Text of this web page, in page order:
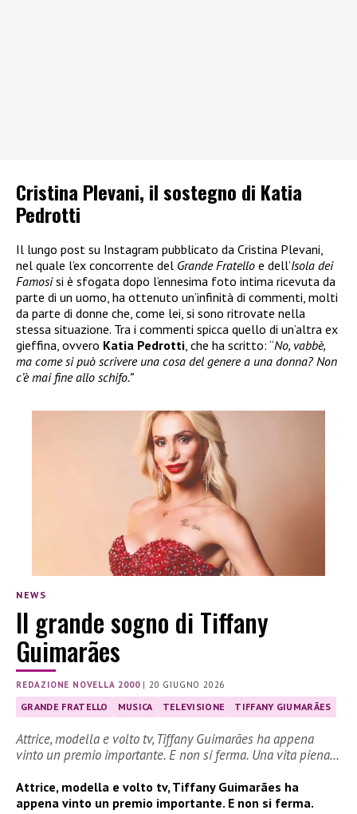
Cristina Plevani, il sostegno di Katia
Pedrotti
Il lungo post su Instagram pubblicato da Cristina Plevani,
nel quale l’ex concorrente del Grande Fratello e dell’Isola dei
Famosisi è sfogata dopo l’ennesima foto intima ricevuta da
parte di un uomo, ha ottenuto un’infinità di commenti, molti
da parte di donne che, come lei, si sono ritrovate nella
stessa situazione. Tra i commenti spicca quello di un’altra ex
gieffina, ovvero Katia Pedrotti, che ha scritto: “No, vabbè,
ma come si può scrivere una cosa del genere a una donna? Non
c’è mai fine allo schifo.”
NEWS
Il grande sogno di Tiffany
Guimarães
REDAZIONE NOVELLA 2000|20 GIUGNO 2026
GRANDE FRATELLO MUSICA TELEVISIONE TIFFANY GIUMARÃES
Attrice, modella e volto tv, Tiffany Guimarães ha appena
vinto un premio importante. E non si ferma. Una vita piena…
Attrice, modella e volto tv, Tiffany Guimarães ha
appena vinto un premio importante. E non si ferma.